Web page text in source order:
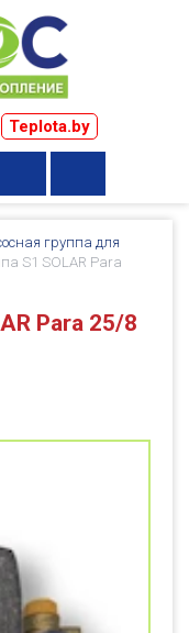
Teplota.by
группа для
S1 SOLAR Para
Para 25/8